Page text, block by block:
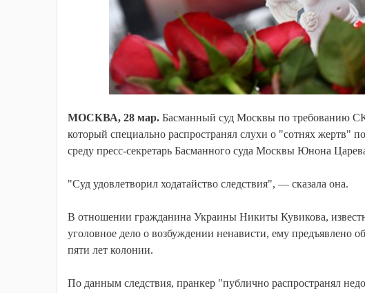
МОСКВА, 28 мар. Басманный суд Москвы по требованию
который специально распространял слухи о "сотнях
среду пресс-секретарь Басманного суда Москвы Юнона
"Суд удовлетворил ходатайство следствия", — сказала она.
В отношении гражданина Украины Никиты Кувикова,
уголовное дело о возбуждении ненависти, ему предъявлено
пяти лет колонии.
По данным следствия, пранкер "публично распространял